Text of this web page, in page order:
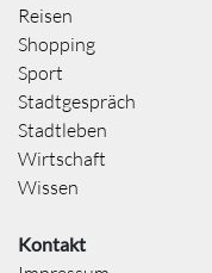
Reisen
Shopping
Sport
Stadtgespräch
Stadtleben
Wirtschaft
Wissen
Kontakt